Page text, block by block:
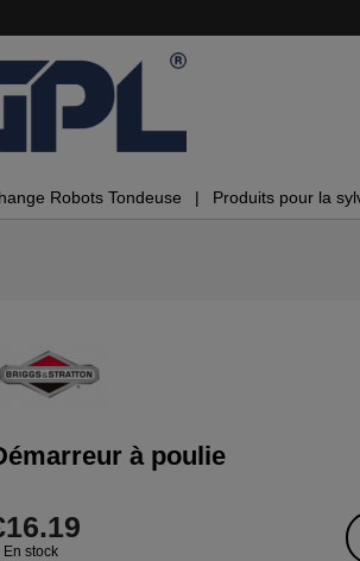
Robots Tondeuse Produits pour la
à poulie
En stock